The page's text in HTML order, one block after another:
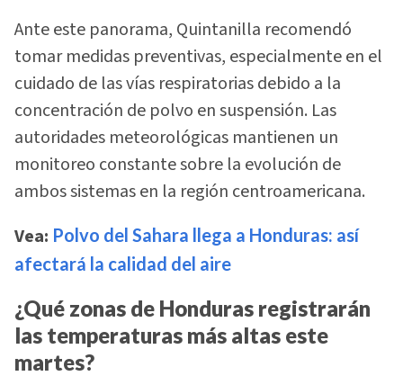
Ante este panorama, Quintanilla recomendó
tomar medidas preventivas, especialmente en el
cuidado de las vías respiratorias debido a la
concentración de polvo en suspensión. Las
autoridades meteorológicas mantienen un
monitoreo constante sobre la evolución de
ambos sistemas en la región centroamericana.
Vea: Polvo del Sahara llega a Honduras: así
afectará la calidad del aire
¿Qué zonas de Honduras registrarán
las temperaturas más altas este
martes?